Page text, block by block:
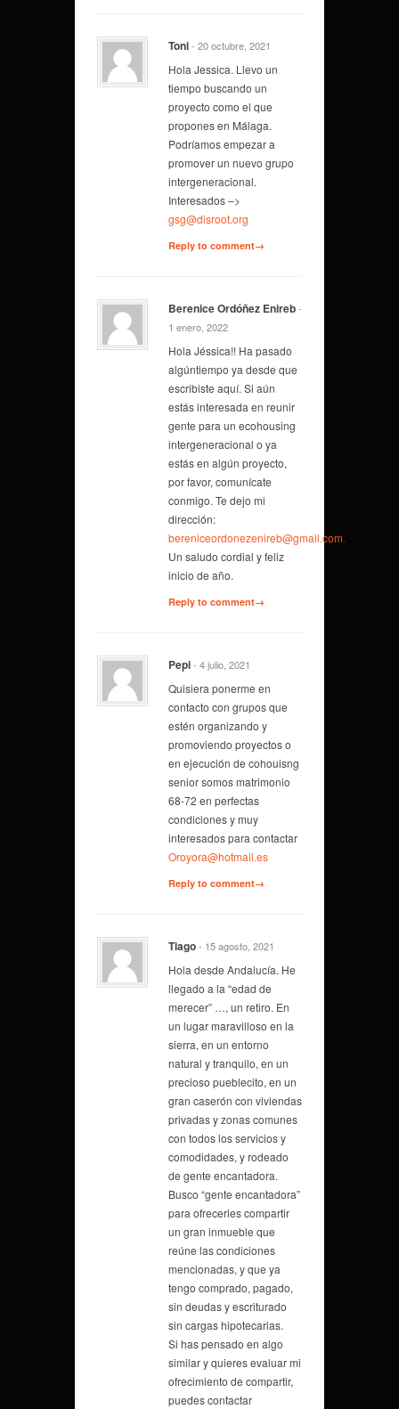
Toni- 20 octubre, 2021
Hola Jessica. Llevo un
tiempo buscando un
proyecto como el que
propones en Málaga.
Podríamos empezar a
promover un nuevo grupo
intergeneracional.
Interesados –>
gsg@disroot.org
Reply to comment→
Berenice Ordóñez Enireb-
1 enero, 2022
Hola Jéssica!! Ha pasado
algúntiempo ya desde que
escribiste aquí. Si aún
estás interesada en reunir
gente para un ecohousing
intergeneracional o ya
estás en algún proyecto,
por favor, comunícate
conmigo. Te dejo mi
dirección:
bereniceordonezenireb@gmail.com
Un saludo cordial y feliz
inicio de año.
Reply to comment→
Pepi- 4 julio, 2021
Quisiera ponerme en
contacto con grupos que
estén organizando y
promoviendo proyectos o
en ejecución de cohouisng
senior somos matrimonio
68-72 en perfectas
condiciones y muy
interesados para contactar
Oroyora@hotmail.es
Reply to comment→
Tiago- 15 agosto, 2021
Hola desde Andalucía. He
llegado a la “edad de
merecer” …, un retiro. En
un lugar maravilloso en la
sierra, en un entorno
natural y tranquilo, en un
precioso pueblecito, en un
gran caserón con viviendas
privadas y zonas comunes
con todos los servicios y
comodidades, y rodeado
de gente encantadora.
Busco “gente encantadora”
para ofrecerles compartir
un gran inmueble que
reúne las condiciones
mencionadas, y que ya
tengo comprado, pagado,
sin deudas y escriturado
sin cargas hipotecarias.
Si has pensado en algo
similar y quieres evaluar mi
ofrecimiento de compartir,
puedes contactar